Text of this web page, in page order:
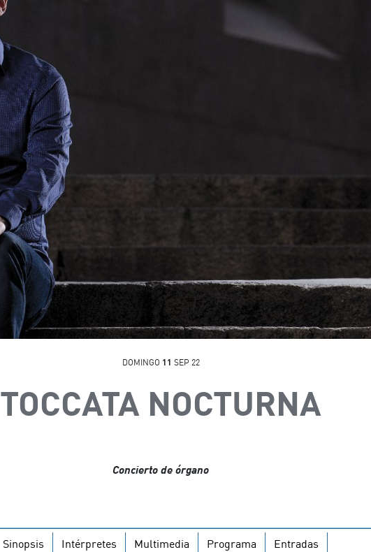
DOMINGO 11 SEP 22
TOCCATA NOCTURNA
Concierto de órgano
Sinopsis Intérpretes Multimedia Programa Entradas